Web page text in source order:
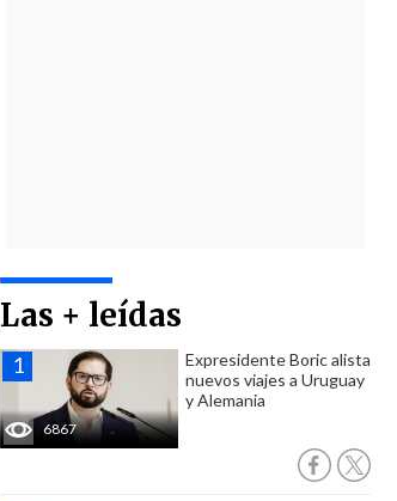
Las + leídas
6867
Expresidente Boric alista
nuevos viajes a Uruguay
y Alemania